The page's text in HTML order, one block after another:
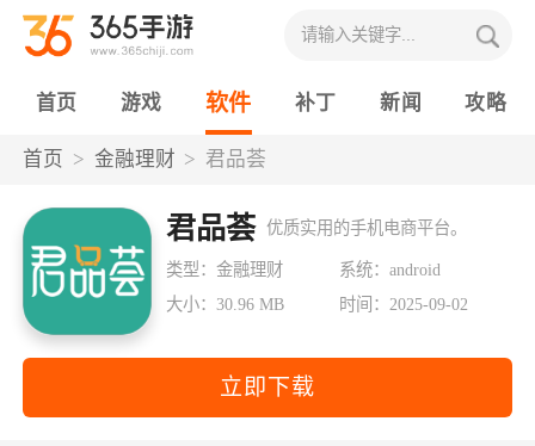
首页 游戏 软件 补丁 新闻 攻略
首页 金融理财 君品荟
君品荟 优质实用的手机电商平台。
类型：金融理财
系统：android
大小：30.96 MB
时间：2025-09-02
立即下载